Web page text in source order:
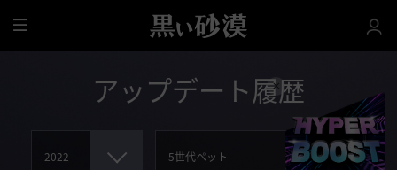
全
体
アップデート履歴